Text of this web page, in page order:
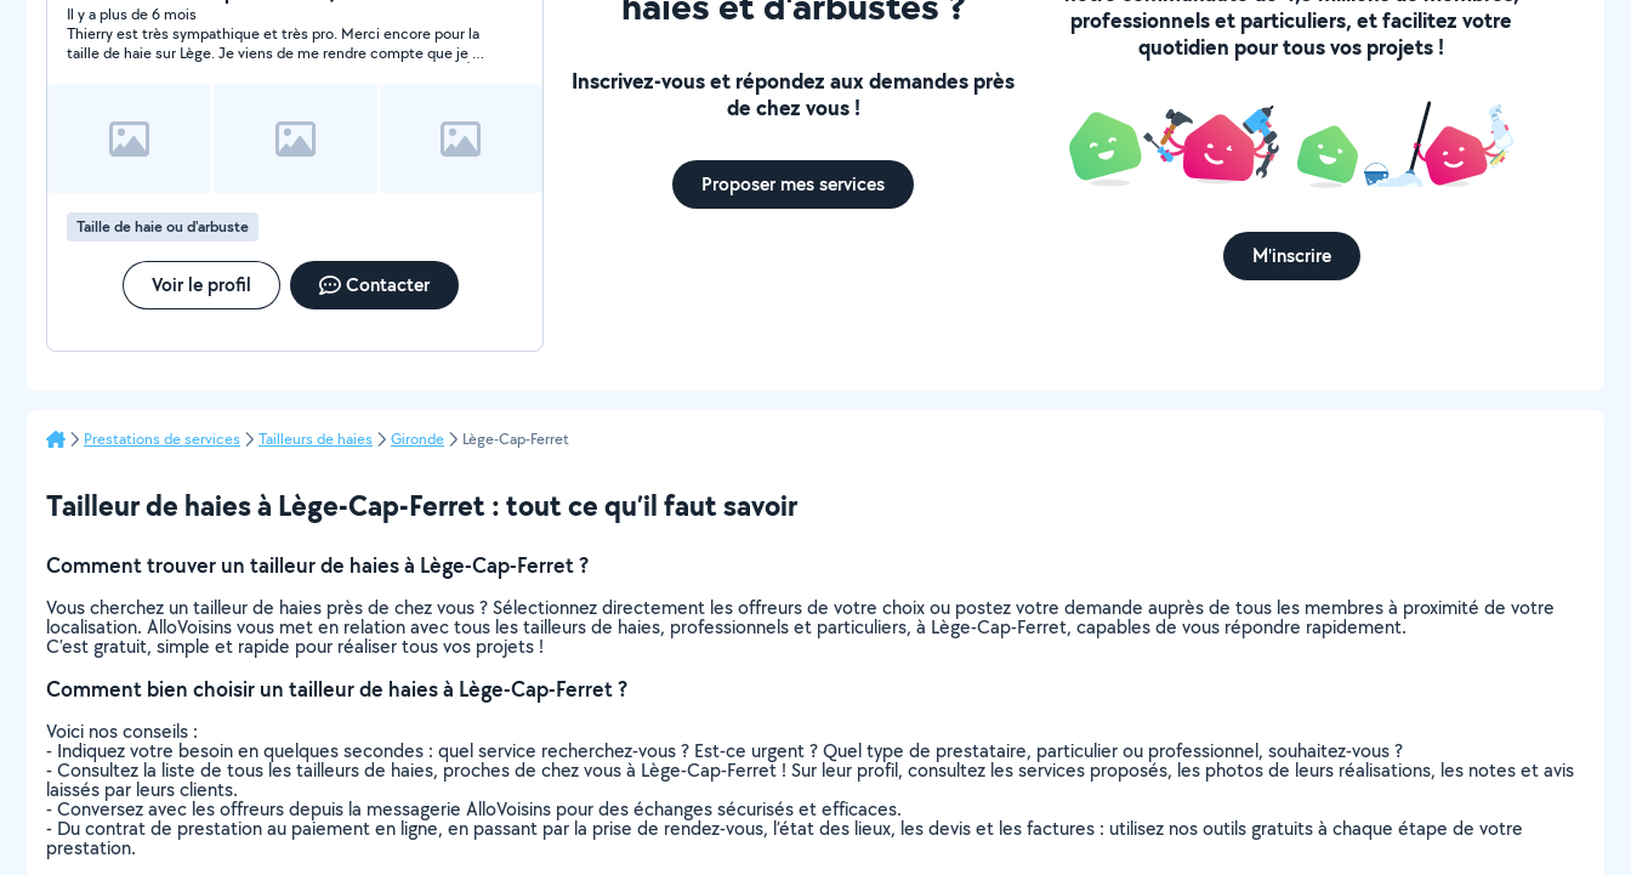
Il y a plus de 6 mois
Thierry est très sympathique et très pro. Merci encore pour la
taille de haie sur Lège. Je viens de me rendre compte que je ne
Taille de haie ou d'arbuste
Voir le profil Contacter
Inscrivez-vous et répondez aux demandes près
de chez vous !
Proposer mes services
professionnels et particuliers, et facilitez votre
quotidien pour tous vos projets !
M'inscrire
Prestations de services Tailleurs de haies Gironde Lège-Cap-Ferret
Tailleur de haies à Lège-Cap-Ferret : tout ce qu’il faut savoir
Comment trouver un tailleur de haies à Lège-Cap-Ferret ?
Vous cherchez un tailleur de haies près de chez vous ? Sélectionnez directement les offreurs de votre choix ou postez votre demande auprès de tous les membres à proximité de votre
localisation. AlloVoisins vous met en relation avec tous les tailleurs de haies, professionnels et particuliers, à Lège-Cap-Ferret, capables de vous répondre rapidement.
C’est gratuit, simple et rapide pour réaliser tous vos projets !
Comment bien choisir un tailleur de haies à Lège-Cap-Ferret ?
Voici nos conseils :
- Indiquez votre besoin en quelques secondes : quel service recherchez-vous ? Est-ce urgent ? Quel type de prestataire, particulier ou professionnel, souhaitez-vous ?
- Consultez la liste de tous les tailleurs de haies, proches de chez vous à Lège-Cap-Ferret ! Sur leur profil, consultez les services proposés, les photos de leurs réalisations, les notes et avis
laissés par leurs clients.
- Conversez avec les offreurs depuis la messagerie AlloVoisins pour des échanges sécurisés et efficaces.
- Du contrat de prestation au paiement en ligne, en passant par la prise de rendez-vous, l’état des lieux, les devis et les factures : utilisez nos outils gratuits à chaque étape de votre
prestation.